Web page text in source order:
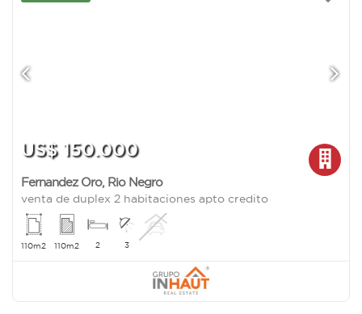
US$ 150.000
Fernandez Oro, Rio Negro
venta de duplex 2 habitaciones apto credito
110m2 110m2 2 3